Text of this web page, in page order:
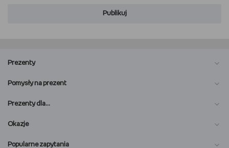
Publikuj
Prezenty
Pomysły na prezent
Prezenty dla…
Okazje
Popularne zapytania